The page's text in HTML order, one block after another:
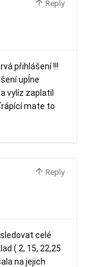
Reply
přihlášení !!!
upĺne
vylíz zaplatil
mate to
Reply
celé
( 2, 15, 22,25
na jejich